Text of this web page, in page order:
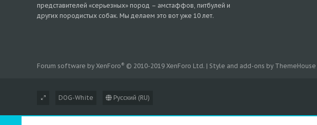
представителей «серьезных» пород – амстаффов, питбулей и
других породистых собак. Мы делаем это вот уже 10 лет.
DOG-White Русский (RU)
Forum software by XenForo® © 2010-2019 XenForo Ltd. | Style and add-ons by ThemeHouse